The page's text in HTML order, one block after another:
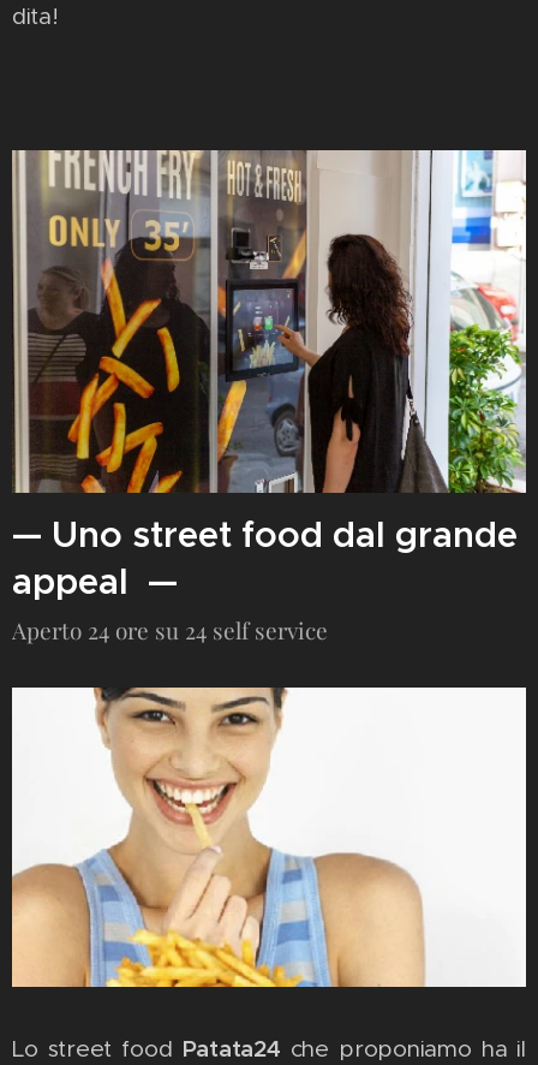
dita!
— Uno street food dal grande
appeal —
Aperto 24 ore su 24 self service
Lo street food Patata24 che proponiamo ha il